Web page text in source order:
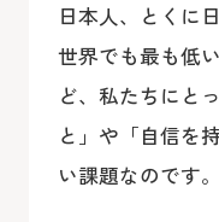
日本人、とくに
世界でも最も低
ど、私たちにと
と」や「自信を
い課題なのです。